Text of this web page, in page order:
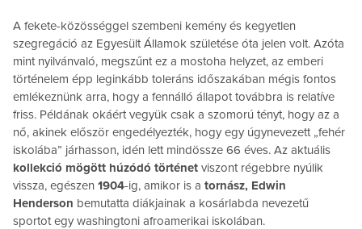
A fekete-közösséggel szembeni kemény és kegyetlen
szegregáció az Egyesült Államok születése óta jelen volt. Azóta
mint nyilvánvaló, megszűnt ez a mostoha helyzet, az emberi
történelem épp leginkább toleráns időszakában mégis fontos
emlékeznünk arra, hogy a fennálló állapot továbbra is relatíve
friss. Példának okáért vegyük csak a szomorú tényt, hogy az a
nő, akinek először engedélyezték, hogy egy úgynevezett „fehér
iskolába” járhasson, idén lett mindössze 66 éves. Az aktuális
kollekció mögött húzódó történet viszont régebbre nyúlik
vissza, egészen 1904-ig, amikor is a tornász, Edwin
Henderson bemutatta diákjainak a kosárlabda nevezetű
sportot egy washingtoni afroamerikai iskolában.